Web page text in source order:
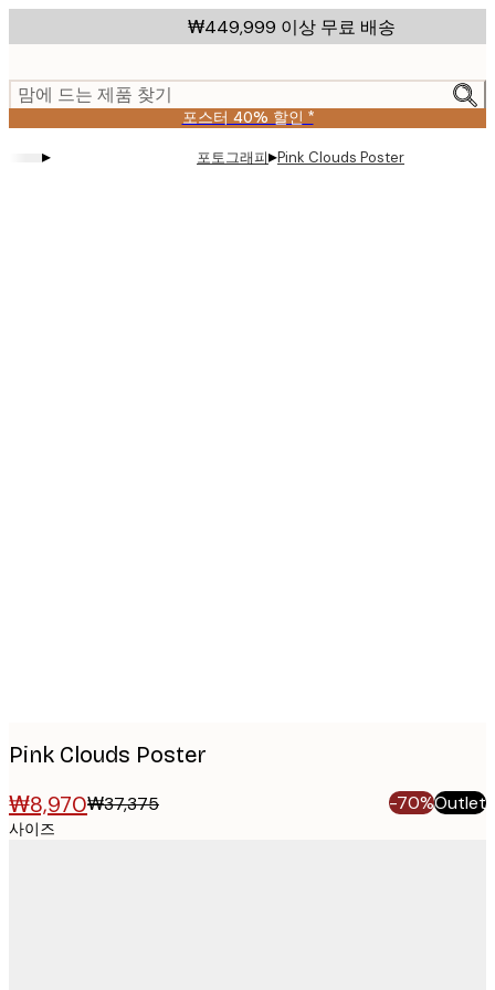
to
content.
₩449,999 이상 무료 배송
맘에 드는 제품 찾기
포스터 40% 할인 *
▸ 포토그래피▸Pink Clouds Poster
Pink Clouds Poster
₩8,970₩37,375 -70%Outlet
사이즈